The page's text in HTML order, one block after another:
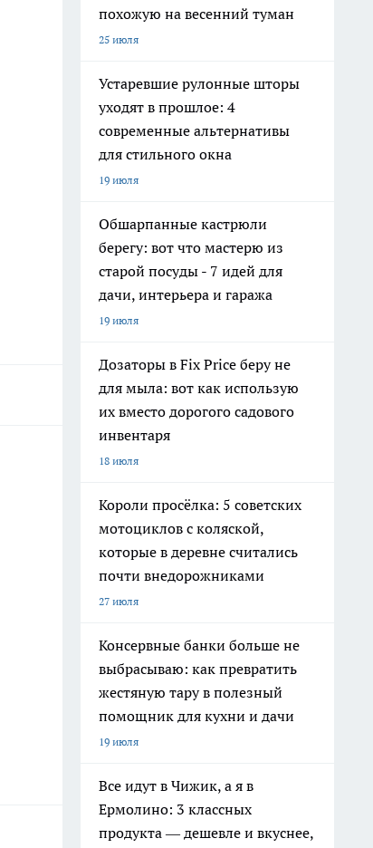
похожую на весенний туман
25 июля
Устаревшие рулонные шторы
уходят в прошлое: 4
современные альтернативы
для стильного окна
19 июля
Обшарпанные кастрюли
берегу: вот что мастерю из
старой посуды - 7 идей для
дачи, интерьера и гаража
19 июля
Дозаторы в Fix Price беру не
для мыла: вот как использую
их вместо дорогого садового
инвентаря
18 июля
Короли просёлка: 5 советских
мотоциклов с коляской,
которые в деревне считались
почти внедорожниками
27 июля
Консервные банки больше не
выбрасываю: как превратить
жестяную тару в полезный
помощник для кухни и дачи
19 июля
Все идут в Чижик, а я в
Ермолино: 3 классных
продукта — дешевле и вкуснее,